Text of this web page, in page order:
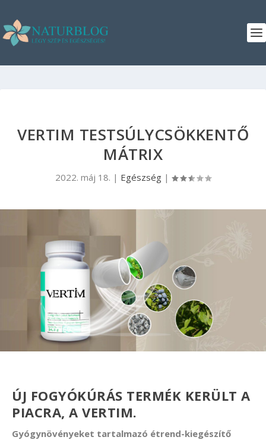
VERTIM TESTSÚLYCSÖKKENTŐ
MÁTRIX
2022. máj 18. | Egészség |
ÚJ FOGYÓKÚRÁS TERMÉK KERÜLT A
PIACRA, A VERTIM.
Gyógynövényeket tartalmazó étrend-kiegészítő